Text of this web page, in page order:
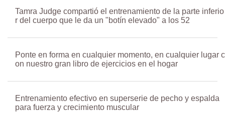
Tamra Judge compartió el entrenamiento de la parte inferio
r del cuerpo que le da un "botín elevado" a los 52
Ponte en forma en cualquier momento, en cualquier lugar c
on nuestro gran libro de ejercicios en el hogar
Entrenamiento efectivo en superserie de pecho y espalda
para fuerza y crecimiento muscular